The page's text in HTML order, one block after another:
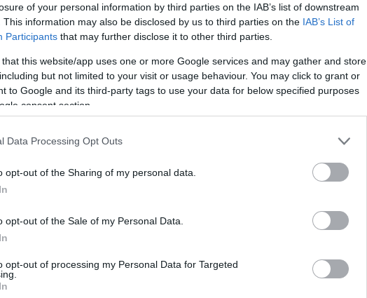
of your personal information by third parties on the IAB’s list of downstream
This information may also be disclosed by us to third parties on the IAB’s List of
Participants that may further disclose it to other third parties.
that this website/app uses one or more Google services and may gather and store
but not limited to your visit or usage behaviour. You may click to grant or
to Google and its third-party tags to use your data for below specified purposes
consent section.
Data Processing Opt Outs
opt-out of the Sharing of my personal data.
opt-out of the Sale of my Personal Data.
opt-out of processing my Personal Data for Targeted
Wisłą; Czerwińsk nad Wisłą; Czerwińskowi nad Wisłą;